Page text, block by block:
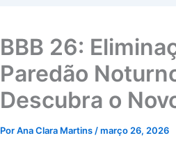
BBB 26:
Paredão
Descubra o
PorAna Clara Martins /março 26, 2026